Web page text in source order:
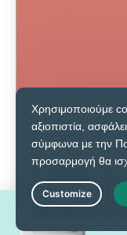
Κερδίστε